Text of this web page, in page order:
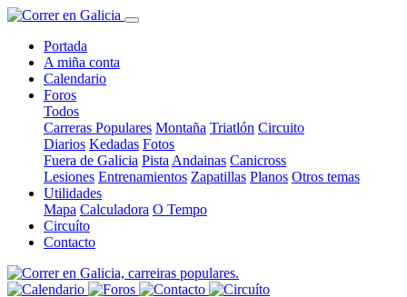
Portada
A miña conta
Calendario
Foros
Todos
Carreras Populares Montaña Triatlón Circuito
Diarios Kedadas Fotos
Fuera de Galicia Pista Andainas Canicross
Lesiones Entrenamientos Zapatillas Planos Otros temas
Utilidades
Mapa Calculadora O Tempo
Circuíto
Contacto